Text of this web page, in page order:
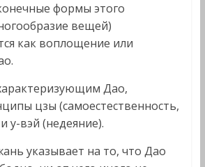
формы этого
вещей)
как воплощение или
Дао,
цзы (самоестественность,
у-вэй (недеяние).
указывает на то, что Дао